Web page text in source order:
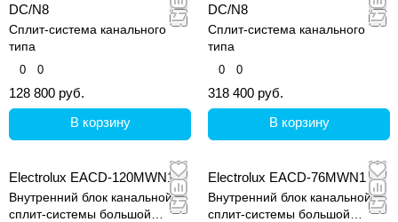
DC/N8
Сплит-система канального
типа
0 0
128 800 руб.
В корзину
DC/N8
Сплит-система канального
типа
0 0
318 400 руб.
В корзину
Electrolux EACD-120MWN1
Внутренний блок канальной
сплит-системы большой
Electrolux EACD-76MWN1
Внутренний блок канальной
сплит-системы большой